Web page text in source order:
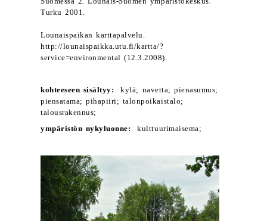
Turku 2001.
Lounaispaikan karttapalvelu.
http://lounaispaikka.utu.fi/kartta/?
service=environmental (12.3.2008).
kohteeseen sisältyy: kylä; navetta; pienasumus;
piensatama; pihapiiri; talonpoikaistalo;
talousrakennus;
ympäristön nykyluonne: kulttuurimaisema;